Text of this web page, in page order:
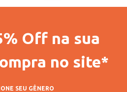
Off na sua
no site*
SEU GÊNERO